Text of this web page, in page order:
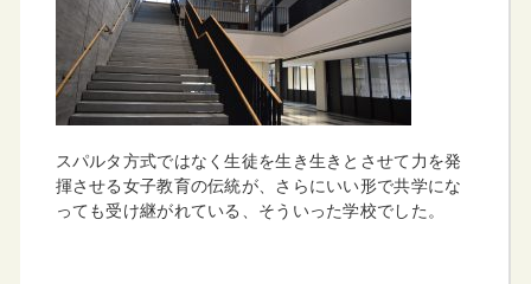
スパルタ方式ではなく生徒を生き生きとさせて力を発
揮させる女子教育の伝統が、さらにいい形で共学にな
っても受け継がれている、そういった学校でした。